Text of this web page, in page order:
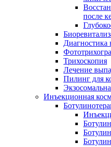
после
Диагностика
Трихоскопия
Лечение
Пилинг для
Инъекционная